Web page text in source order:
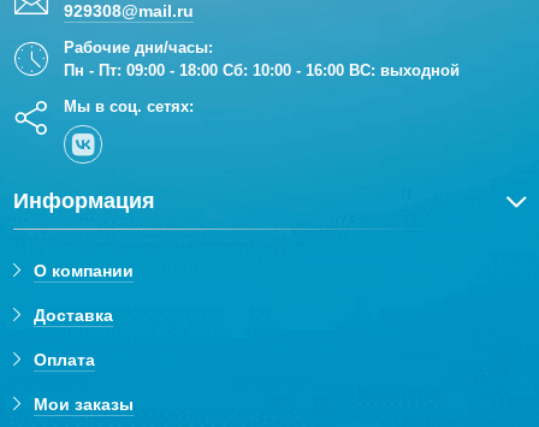
929308@mail.ru
Рабочие дни/часы:
Пн - Пт: 09:00 - 18:00 Сб: 10:00 - 16:00 ВС: выходной
Мы в соц. сетях:
Информация
О компании
Доставка
Оплата
Мои заказы